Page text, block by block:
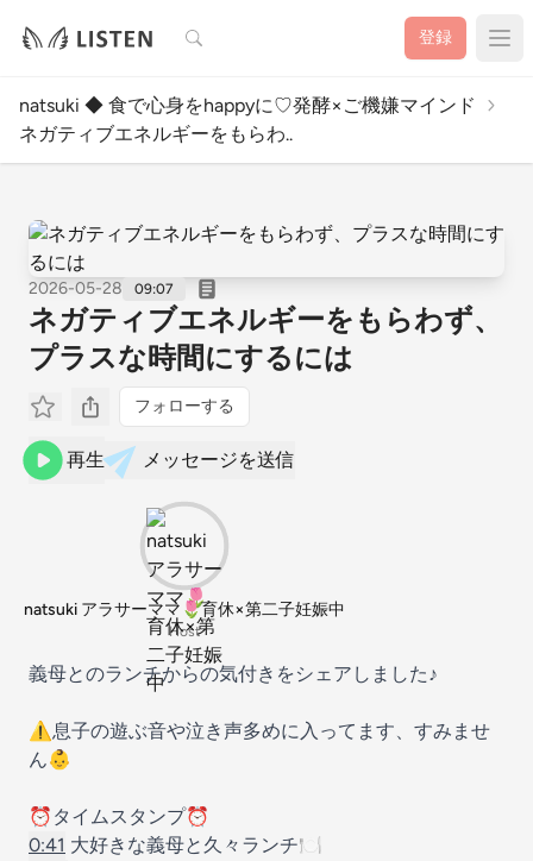
検索 登録
natsuki ◆ 食で心身をhappyに♡発酵×ご機嫌マインド
ネガティブエネルギーをもらわ..
2026-05-28 09:07
ネガティブエネルギーをもらわず、
プラスな時間にするには
フォローする
再生 メッセージを送信
natsuki アラサーママ🌷育休×第二子妊娠中
Host
義母とのランチからの気付きをシェアしました♪
⚠️息子の遊ぶ音や泣き声多めに入ってます、すみませ
ん👶
⏰タイムスタンプ⏰
0:41 大好きな義母と久々ランチ🍽️